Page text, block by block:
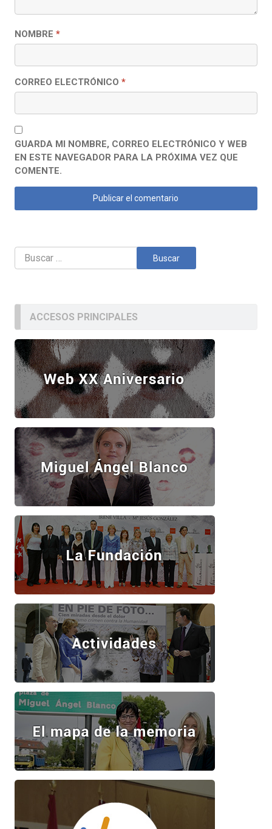
NOMBRE *
CORREO ELECTRÓNICO *
GUARDA MI NOMBRE, CORREO ELECTRÓNICO Y WEB
EN ESTE NAVEGADOR PARA LA PRÓXIMA VEZ QUE
COMENTE.
Buscar:
ACCESOS PRINCIPALES